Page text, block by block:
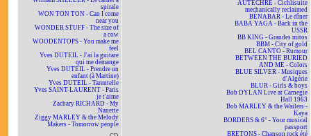
spirale
WON TON TON - Can I come
near you
WONDER STUFF - The size of
a cow
WOODENTOPS - You make me
feel
Yves DUTEIL - J'ai la guitare
qui me démange
Yves DUTEIL - Prendre un
enfant (à Martine)
Yves DUTEIL - Tarentelle
Yves SAINT-LAURENT - Paris
je t'aime
Zachary RICHARD - My
Nanette
Ziggy MARLEY & the Melody
Makers - Tomorrow people
AUTECHRE - Cichlisuite
mechanically reclaimed
BÉNABAR - Le dîner
BABA YAGA - Back in the
USSR
BB KING - Grandes mitos
BBM - City of gold
BEL CANTO - Rumour
BETWEEN THE BURIED
AND ME - Colors
BLUE SILVER - Musiques
d'Algérie
BLUR - Girls & boys
Bob DYLAN Live at Carnegie
Hall 1963
Bob MARLEY & the Wailers -
Kaya
BORDERS & 6° - Your musical
passport
BRETONS - Chanson rock été